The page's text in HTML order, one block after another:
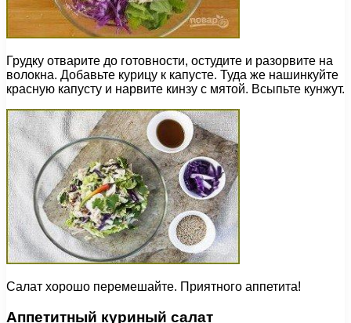
Грудку отварите до готовности, остудите и разорвите на
волокна. Добавьте курицу к капусте. Туда же нашинкуйте
красную капусту и нарвите кинзу с мятой. Всыпьте кунжут.
Салат хорошо перемешайте. Приятного аппетита!
Аппетитный куриный салат